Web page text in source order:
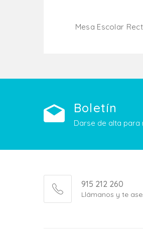
Mesa Escolar
Boletín
Darse de alta
915 212 260
Llámanos y te